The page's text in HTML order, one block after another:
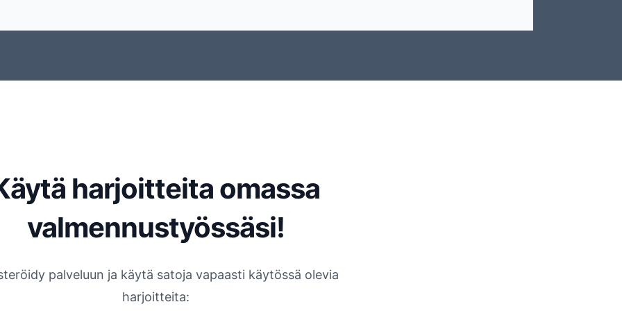
harjoitteita omassa
valmennustyössäsi!
palveluun ja käytä satoja vapaasti käytössä olevia
harjoitteita: